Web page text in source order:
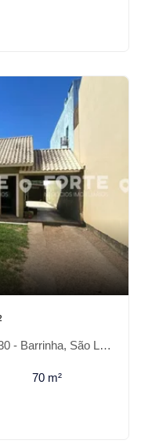
São Lourenço do Sul-RS
70 m²